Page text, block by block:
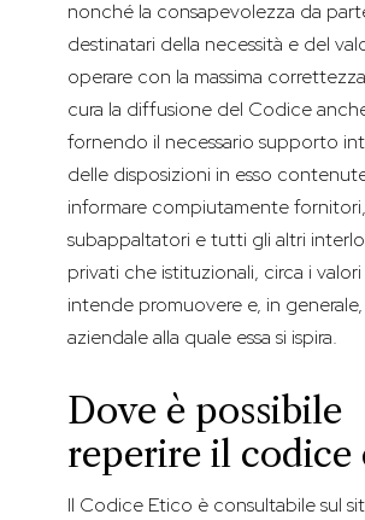
nonché la consapevolezza da
destinatari della necessità e del
operare con la massima
cura la diffusione del Codice
fornendo il necessario supporto
delle disposizioni in esso
informare compiutamente
subappaltatori e tutti gli altri
privati che istituzionali, circa i valori
intende promuovere e, in
aziendale alla quale essa si ispira.
Dove è possibile
reperire il codice
Il Codice Etico è consultabile sul